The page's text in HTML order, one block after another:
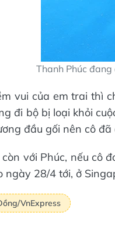
Thanh Phúc
vui của em trai thì
đi bộ bị loại khỏi
đầu gối nên cô
còn với Phúc, nếu cô
ngày 28/4 tới, ở
VnExpress